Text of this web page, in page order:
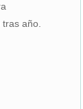
año.